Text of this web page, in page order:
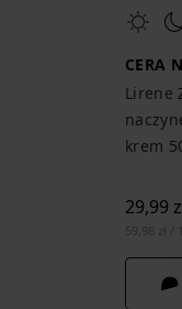
CERA
Lirene
krem
29,99
59,98 zł /